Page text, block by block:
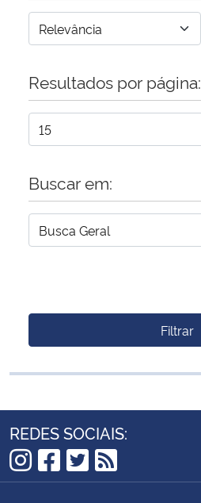
Resultados por página:
Buscar em:
Filtrar
REDES SOCIAIS:
Instagram
Facebook
Twitter
RSS